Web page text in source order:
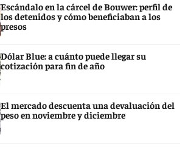
Escándalo en la cárcel de Bouwer: perfil de
los detenidos y cómo beneficiaban a los
presos
Dólar Blue: a cuánto puede llegar su
cotización para fin de año
El mercado descuenta una devaluación del
peso en noviembre y diciembre